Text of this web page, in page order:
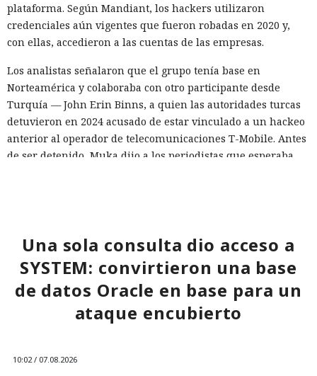
plataforma. Según Mandiant, los hackers utilizaron
credenciales aún vigentes que fueron robadas en 2020 y,
con ellas, accedieron a las cuentas de las empresas.
Los analistas señalaron que el grupo tenía base en
Norteamérica y colaboraba con otro participante desde
Turquía — John Erin Binns, a quien las autoridades turcas
detuvieron en 2024 acusado de estar vinculado a un hackeo
anterior al operador de telecomunicaciones T-Mobile. Antes
de ser detenido, Muka dijo a los periodistas que esperaba
vigilar la actividad de las cuentas por accesos desde
dispositivos desconocidos.
Una sola consulta dio acceso a
SYSTEM: convirtieron una base
de datos Oracle en base para un
ataque encubierto
10:02 / 07.08.2026